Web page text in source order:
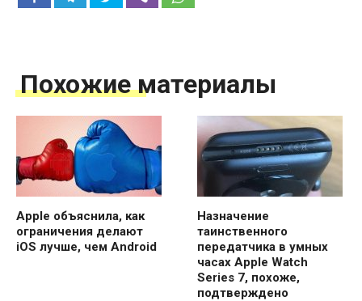
Похожие материалы
Apple объяснила, как
ограничения делают
iOS лучше, чем Android
Назначение
таинственного
передатчика в умных
часах Apple Watch
Series 7, похоже,
подтверждено